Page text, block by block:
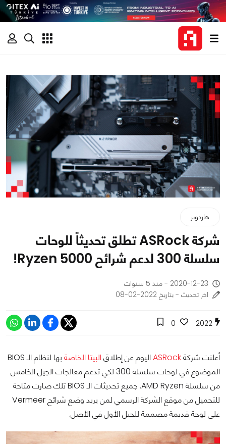
هاردوير
شركة ASRock تطلق تحديثاً للوحات
سلسلة 300 لدعم شرائح Ryzen 5000!
2020-12-23 - منذ 5 سنوات
اخر تحديث - بتاريخ 2022-02-08
2022
0
أعلنت شركةASRockاليوم عن إطلاقالبيتا الخاصة
بها لنظام الـ BIOS
الموضوع في لوحات سلسلة 300 لكي تدعم معالجات الجيل الخامس
من سلسلة AMD Ryzen. جميع تحديثات الـ BIOS تلك صارت متاحة
للتحميل من موقع الشركة الرسمي لمن يريد وضع شرائح Vermeer
على لوحة قديمة مصممة للجيل الأول في الأصل.